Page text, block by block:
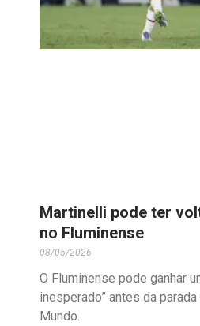
Martinelli pode ter
no Fluminense
08/05/2026
O Fluminense pode ganhar
inesperado” antes da
Mundo.